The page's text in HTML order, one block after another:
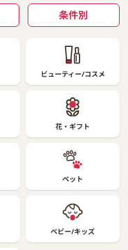
条件別
ビューティー/コスメ
花・ギフト
ペット
ベビー/キッズ